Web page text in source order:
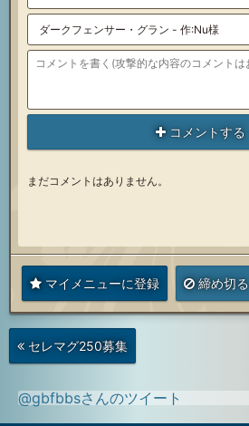
石
コメントする
まだコメントはありません。
マイメニューに登録 締め切る
次
の
投
セレマグ250募集
@gbfbbsさんのツイート